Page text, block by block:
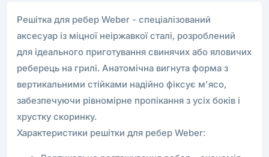
Решітка для ребер Weber - спеціалізований
аксесуар із міцної неіржавкої сталі, розроблений
для ідеального приготування свинячих або яловичих
реберець на грилі. Анатомічна вигнута форма з
вертикальними стійками надійно фіксує м'ясо,
забезпечуючи рівномірне пропікання з усіх боків і
хрустку скоринку.
Характеристики решітки для ребер Weber: